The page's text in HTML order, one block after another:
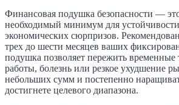
Финансовая подушка безопасности —
необходимый минимум для
экономических сюрпризов.
трех до шести месяцев ваших
подушка позволяет пережить
работы, болезнь или резкое ухудшение
небольших сумм и постепенно
достигнете целевого диапазона.